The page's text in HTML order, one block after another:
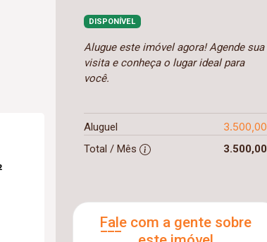
DISPONÍVEL
Alugue este imóvel agora! Agende sua
visita e conheça o lugar ideal para
você.
Aluguel 3.500,00
Total / Mês 3.500,00
Fale com a gente sobre